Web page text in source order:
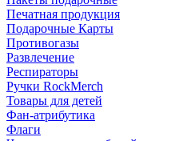
Печатная продукция
Подарочные Карты
Противогазы
Развлечение
Респираторы
Ручки RockMerch
Товары для детей
Фан-атрибутика
Флаги